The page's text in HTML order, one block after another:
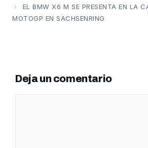
EL BMW X6 M SE PRESENTA EN LA
MOTOGP EN SACHSENRING
Deja un comentario